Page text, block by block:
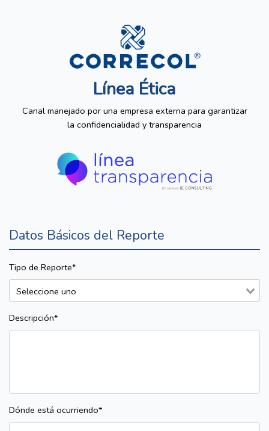
Línea Ética
Canal manejado por una empresa externa para garantizar
la confidencialidad y transparencia
Datos Básicos del Reporte
Tipo de Reporte*
Descripción*
Dónde está ocurriendo*